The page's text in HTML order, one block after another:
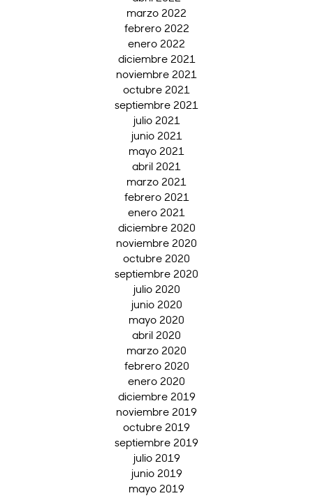
marzo 2022
febrero 2022
enero 2022
diciembre 2021
noviembre 2021
octubre 2021
septiembre 2021
julio 2021
junio 2021
mayo 2021
abril 2021
marzo 2021
febrero 2021
enero 2021
diciembre 2020
noviembre 2020
octubre 2020
septiembre 2020
julio 2020
junio 2020
mayo 2020
abril 2020
marzo 2020
febrero 2020
enero 2020
diciembre 2019
noviembre 2019
octubre 2019
septiembre 2019
julio 2019
junio 2019
mayo 2019